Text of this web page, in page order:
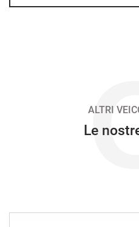
939€/mese
ALTRI
Le